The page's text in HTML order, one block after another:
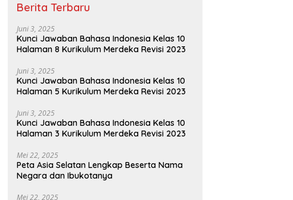
Berita Terbaru
Juni 3, 2025
Kunci Jawaban Bahasa Indonesia Kelas 10
Halaman 8 Kurikulum Merdeka Revisi 2023
Juni 3, 2025
Kunci Jawaban Bahasa Indonesia Kelas 10
Halaman 5 Kurikulum Merdeka Revisi 2023
Juni 3, 2025
Kunci Jawaban Bahasa Indonesia Kelas 10
Halaman 3 Kurikulum Merdeka Revisi 2023
Mei 22, 2025
Peta Asia Selatan Lengkap Beserta Nama
Negara dan Ibukotanya
Mei 22, 2025